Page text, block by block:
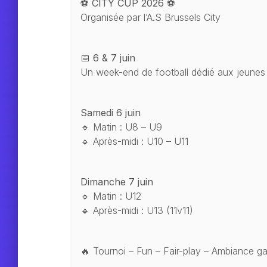
⚽CITY CUP 2026 ⚽
Organisée par l’A.S Brussels City
📅6 & 7 juin
Un week-end de football dédié aux
Samedi 6 juin
🔹 Matin : U8 – U9
🔹 Après-midi : U10 – U11
Dimanche 7 juin
🔹 Matin : U12
🔹 Après-midi : U13 (11v11)
🔥 Tournoi – Fun – Fair-play – Ambiance